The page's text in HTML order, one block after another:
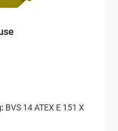
BVS 14 ATEX E 151 X